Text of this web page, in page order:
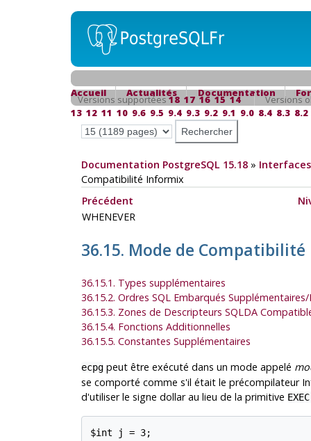
Accueil Actualités Documentation
Versions supportées18 17 16 15 14
Versions
13 12 11 10 9.6 9.5 9.4 9.3 9.2 9.1 9.0 8.4 8.3 8.2
Documentation PostgreSQL 15.18»
Compatibilité Informix
Précédent
WHENEVER
36.15. Mode de Compatibilité
36.15.1. Types supplémentaires
36.15.2. Ordres SQL Embarqués
36.15.3. Zones de Descripteurs SQLDA
36.15.4. Fonctions Additionnelles
36.15.5. Constantes Supplémentaires
ecpgpeut être exécuté dans un mode appelé
se comporté comme s'il était le précompilateur
d'utiliser le signe dollar au lieu de la primitive
$int j = 3;